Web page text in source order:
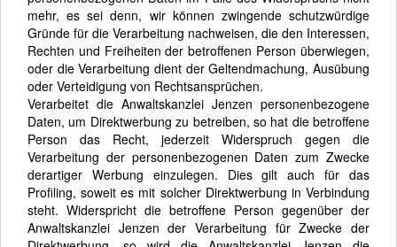
mehr, es sei denn, wir können zwingende schutzwürdige
Gründe für die Verarbeitung nachweisen, die den Interessen,
Rechten und Freiheiten der betroffenen Person überwiegen,
oder die Verarbeitung dient der Geltendmachung, Ausübung
oder Verteidigung von Rechtsansprüchen.
Verarbeitet die Anwaltskanzlei Jenzen personenbezogene
Daten, um Direktwerbung zu betreiben, so hat die betroffene
Person das Recht, jederzeit Widerspruch gegen die
Verarbeitung der personenbezogenen Daten zum Zwecke
derartiger Werbung einzulegen. Dies gilt auch für das
Profiling, soweit es mit solcher Direktwerbung in Verbindung
steht. Widerspricht die betroffene Person gegenüber der
Anwaltskanzlei Jenzen der Verarbeitung für Zwecke der